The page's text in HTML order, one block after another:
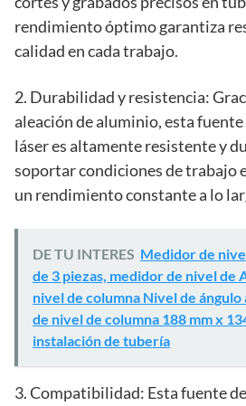
rendimiento óptimo garantiza
calidad en cada trabajo.
2. Durabilidad y resistencia:
aleación de aluminio, esta
láser es altamente resistente y
soportar condiciones de trabajo
un rendimiento constante a lo
DE TU INTERES Medidor de
de 3 piezas, medidor de nivel de
nivel de columna Nivel de
de nivel de columna 188 mm x
instalación de tubería
3. Compatibilidad: Esta fuente